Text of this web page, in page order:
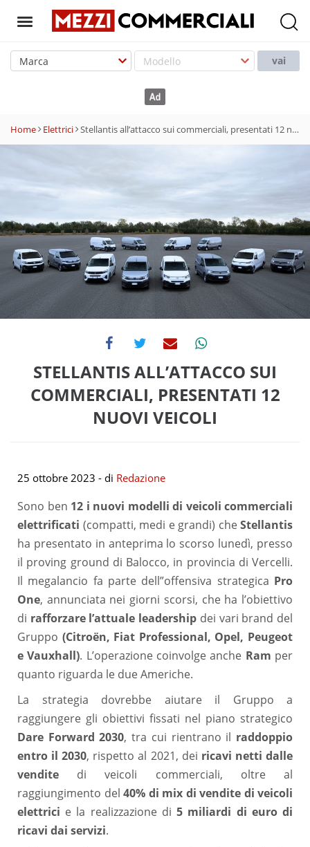
T
g
n
i
a
t
i
vai
Home Elettrici Stellantis all’attacco sui commerciali, presentati 12 nuovi veicoli
STELLANTIS ALL’ATTACCO SUI
COMMERCIALI, PRESENTATI 12
NUOVI VEICOLI
25 ottobre 2023 - di Redazione
Sono ben 12 i nuovi modelli di veicoli commerciali
elettrificati (compatti, medi e grandi) cheStellantis
ha presentato in anteprima lo scorso lunedì, presso
il proving ground di Balocco, in provincia di Vercelli.
Il megalancio fa parte dell”offensiva strategica Pro
One, annunciata nei giorni scorsi, che ha l’obiettivo
di rafforzare l’attuale leadership dei vari brand del
Gruppo (Citroën, Fiat Professional, Opel, Peugeot
e Vauxhall). L’operazione coinvolge anche Ram per
quanto riguarda le due Americhe.
La strategia dovrebbe aiutare il Gruppo a
raggiungere gli obiettivi fissati nel piano strategico
Dare Forward 2030, tra cui rientrano il raddoppio
entro il 2030, rispetto al 2021, dei ricavi netti dalle
vendite di veicoli commerciali, oltre al
raggiungimento del 40% di mix di vendite di veicoli
elettrici e la realizzazione di 5 miliardi di euro di
ricavi dai servizi.